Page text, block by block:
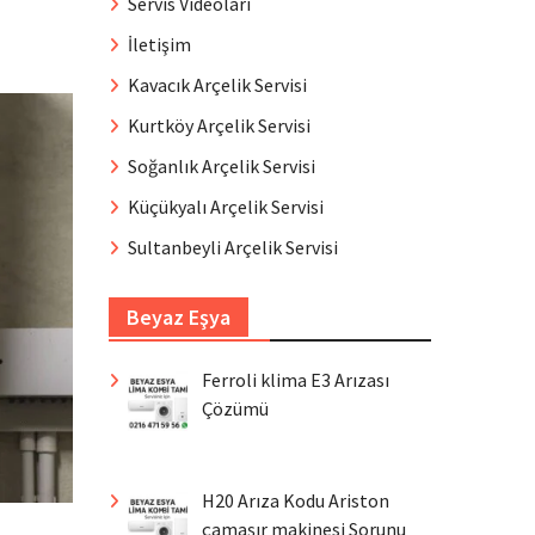
İletişim
Kavacık Arçelik Servisi
Kurtköy Arçelik Servisi
Soğanlık Arçelik Servisi
Küçükyalı Arçelik Servisi
Sultanbeyli Arçelik Servisi
Beyaz Eşya
Ferroli klima E3 Arızası
Çözümü
H20 Arıza Kodu Ariston
çamaşır makinesi Sorunu